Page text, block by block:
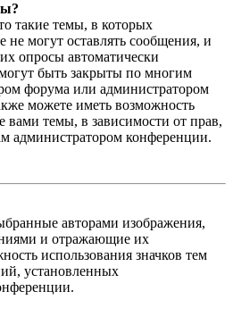
такие темы, в которых
не могут оставлять сообщения, и
опросы автоматически
быть закрыты по многим
форума или администратором
можете иметь возможность
вами темы, в зависимости от прав,
администратором конференции.
авторами изображения,
и отражающие их
использования значков тем
установленных